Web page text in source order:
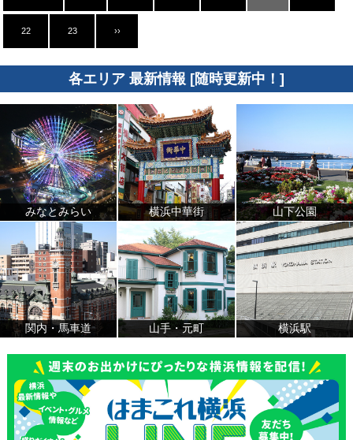
22 23 ››
各エリア 最新情報 [随時更新中！]
みなとみらい 横浜中華街 山下公園
関内・馬車道 山手・元町 横浜駅